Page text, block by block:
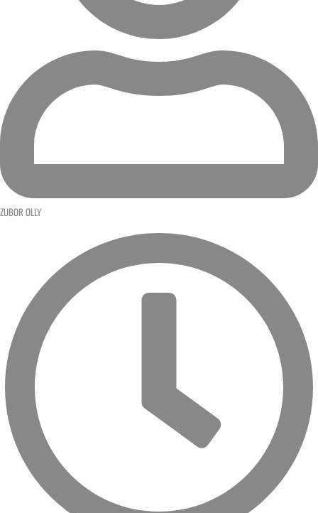
ZUBOR OLLY